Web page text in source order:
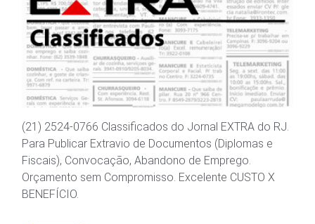
(21) 2524-0766 Classificados do Jornal EXTRA do RJ.
Para Publicar Extravio de Documentos (Diplomas e
Fiscais), Convocação, Abandono de Emprego.
Orçamento sem Compromisso. Excelente CUSTO X
BENEFÍCIO.